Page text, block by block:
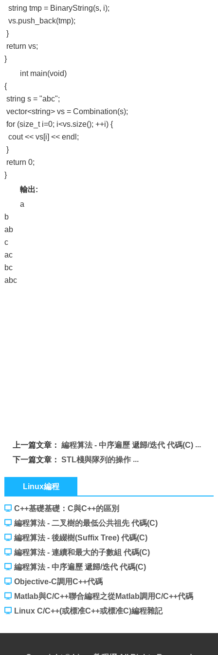
string tmp = BinaryString(s, i);
vs.push_back(tmp);
}
return vs;
}
int main(void)
{
string s = "abc";
vector<string> vs = Combination(s);
for (size_t i=0; i<vs.size(); ++i) {
cout << vs[i] << endl;
}
return 0;
}
輸出:
a
b
ab
c
ac
bc
abc
上一篇文章：編程算法 - 中序遍歷 遞歸/迭代 代碼(C)
下一篇文章：STL棧與隊列的操作
Linux編程
C++基礎基礎：C與C++的區別
編程算法 - 二叉樹的最低公共祖先 代碼(C)
編程算法 - 後綴樹(Suffix Tree) 代碼(C)
編程算法 - 連續和最大的子數組 代碼(C)
編程算法 - 中序遍歷 遞歸/迭代 代碼(C)
Objective-C調用C++代碼
Matlab與C/C++聯合編程之從Matlab調用C/C++代碼
Linux C/C++(或標准C++或標准C)編程雜記